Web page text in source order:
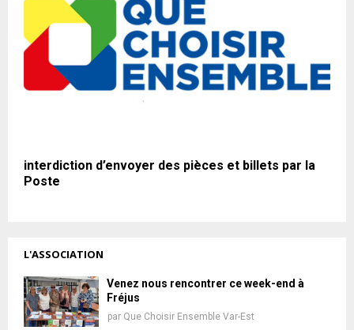
interdiction d’envoyer des pièces et billets par la
Poste
L'ASSOCIATION
Venez nous rencontrer ce week-end à
Fréjus
par Que Choisir Ensemble Var-Est